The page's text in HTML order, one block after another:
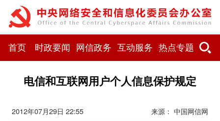
首页 时政要闻 网信政务 互动服务 热点专题
电信和互联网用户个人信息保护规定
2012年07月29日 22:55 来源： 中国网信网